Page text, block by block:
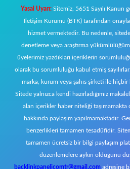
Yasal Uyarı: Sitemiz, 5651 Sayılı Kanun
İletişim Kurumu (BTK) tarafından
hizmet vermektedir. Bu nedenle,
denetleme veya araştırma
üyelerimiz yazdıkları içeriklerin
olarak bu sorumluluğu kabul etmiş
marka, kurum veya şahıs şirketi ile hiçbir
Sitede yalnızca kendi hazırladığımız
alan içerikler haber niteliği
hakkında paylaşım yapılmamaktadır.
benzerlikleri tamamen tesadüfidir.
tamamen ücretsiz bir bilgi paylaşım
düzenlemelere aykırı olduğunu
backlinkpanelicomtr@gmail.com adresine